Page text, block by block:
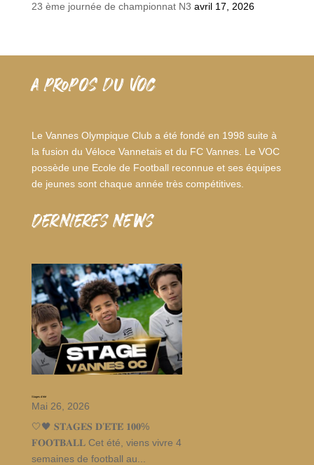
23 ème journée de championnat N3 avril 17, 2026
A PROPOS DU VOC
Le Vannes Olympique Club a été fondé en 1998 suite à
la fusion du Véloce Vannetais et du FC Vannes. Le VOC
possède une Ecole de Football reconnue et ses équipes
de jeunes sont chaque année très compétitives.
dernieres news
Stages d’été
Mai 26, 2026
🤍🖤 𝐒𝐓𝐀𝐆𝐄𝐒 𝐃’𝐄́𝐓𝐄́ 𝟏𝟎𝟎%
𝐅𝐎𝐎𝐓𝐁𝐀𝐋𝐋 Cet été, viens vivre 4
semaines de football au...